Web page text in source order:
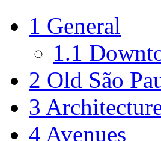
1 General
1.1
2 Old São
3
4 Avenues